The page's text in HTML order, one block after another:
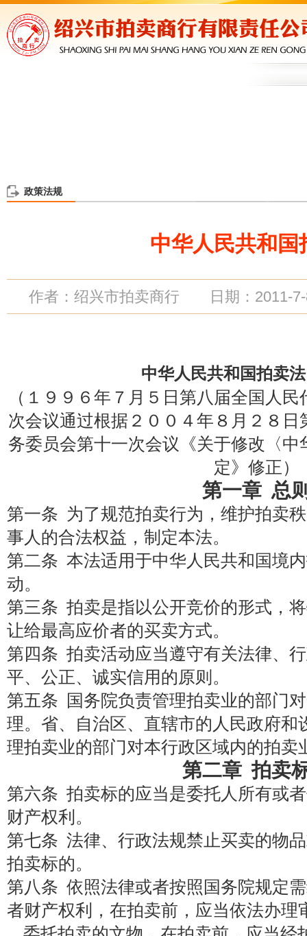
政策法规
中华人民共和国
作者：绍兴市拍卖商行 日期：2011-
中华人民共和国拍卖
（１９９６年７月５日第八届全国人
次会议通过根据２００４年８月２８
务委员会第十一次会议《关于修改〈
定》修正）
第一章 总
第一条 为了规范拍卖行为，维护拍卖
事人的合法权益，制定本法。
第二条 本法适用于中华人民共和国境
动。
第三条 拍卖是指以公开竞价的形式，
让给最高应价者的买卖方式。
第四条 拍卖活动应当遵守有关法律、
平、公正、诚实信用的原则。
第五条 国务院负责管理拍卖业的部门
理。省、自治区、直辖市的人民政府和
理拍卖业的部门对本行政区域内的拍卖
第二章 拍卖
第六条 拍卖标的应当是委托人所有或
财产权利。
第七条 法律、行政法规禁止买卖的物
拍卖标的。
第八条 依照法律或者按照国务院规定
者财产权利，在拍卖前，应当依法办理